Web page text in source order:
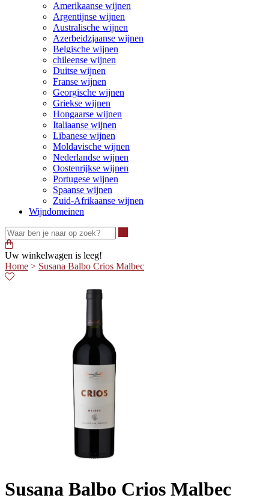
Amerikaanse wijnen
Argentijnse wijnen
Australische wijnen
Azerbeidzjaanse wijnen
Belgische wijnen
chileense wijnen
Duitse wijnen
Franse wijnen
Georgische wijnen
Griekse wijnen
Hongaarse wijnen
Italiaanse wijnen
Libanese wijnen
Moldavische wijnen
Nederlandse wijnen
Oostenrijkse wijnen
Portugese wijnen
Spaanse wijnen
Zuid-Afrikaanse wijnen
Wijndomeinen
Uw winkelwagen is leeg!
Home > Susana Balbo Crios Malbec
Susana Balbo Crios Malbec